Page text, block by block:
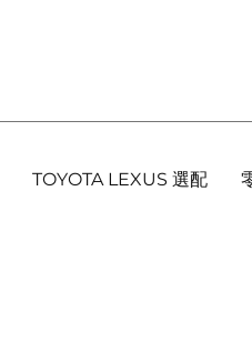
TOYOTA LEXUS 選配